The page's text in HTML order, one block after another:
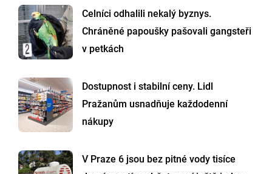
Celníci odhalili nekalý byznys.
Chráněné papoušky pašovali gangsteři
v petkách
Dostupnost i stabilní ceny. Lidl
Pražanům usnadňuje každodenní
nákupy
V Praze 6 jsou bez pitné vody tisíce